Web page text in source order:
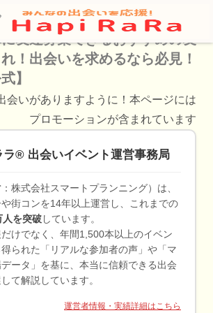
友達作りに最適なアプリ！初
友達募集できるおすすめの友
！出会いを求めるなら必見！
】
会いがありますように！本ページには
プロモーションが含まれています
ラ® 出会いイベント運営事務局
株式会社スマートプランニング）は、
街コンを14年以上運営し、これまでの
人を突破しています。
けでなく、年間1,500本以上のイベン
得られた「リアルな参加者の声」や「マ
ータ」を基に、本当に信頼できる出会
て解説しています。
運営者情報・実績詳細はこちら